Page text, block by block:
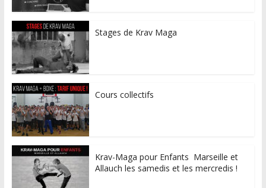
Stages de Krav Maga
Cours collectifs
Krav-Maga pour Enfants Marseille et
Allauch les samedis et les mercredis !